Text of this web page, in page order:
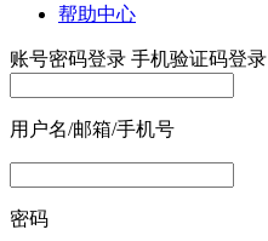
帮助中心
账号密码登录 手机验证码登录
用户名/邮箱/手机号
密码